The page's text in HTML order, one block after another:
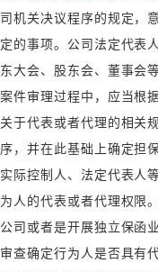
司机关决议程序的规定，
定的事项。公司法定代表
东大会、股东会、董事会
案件审理过程中，应当根
关于代表或者代理的相关
序，并在此基础上确定担
实际控制人、法定代表人
为人的代表或者代理权限
公司或者是开展独立保函
审查确定行为人是否具有